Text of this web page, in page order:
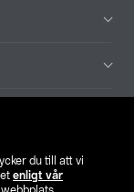
du till att vi
enligt vår